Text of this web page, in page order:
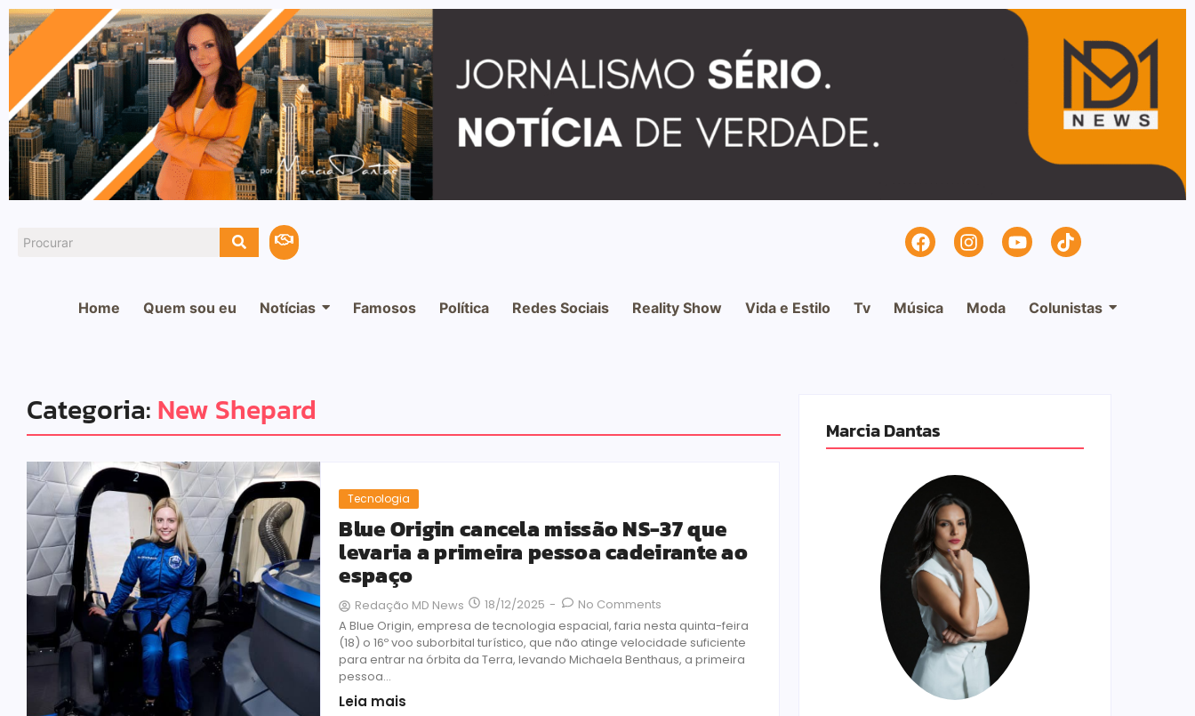
Home Quem sou eu Notícias Famosos Política Redes Sociais Reality Show Vida e Estilo Tv Música Moda Colunistas
Categoria: New Shepard
Tecnologia
Blue Origin cancela missão NS-37 que
levaria a primeira pessoa cadeirante ao
espaço
Redação MD News 18/12/2025 -
No Comments
A Blue Origin, empresa de tecnologia espacial, faria nesta quinta-feira
(18) o 16º voo suborbital turístico, que não atinge velocidade suficiente
para entrar na órbita da Terra, levando Michaela Benthaus, a primeira
pessoa...
Leia mais
Marcia Dantas